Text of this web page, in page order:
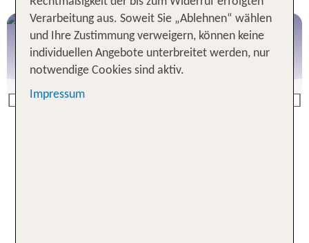
Previous
Passau
Verarbeitung aus. Soweit Sie „Ablehnen“ wählen
und Ihre Zustimmung verweigern, können keine
individuellen Angebote unterbreitet werden, nur
notwendige Cookies sind aktiv.
Impressum